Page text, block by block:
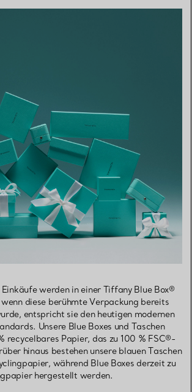
werden in einer Tiffany Blue Box®
diese berühmte Verpackung bereits
entspricht sie den heutigen modernen
Unsere Blue Boxes und Taschen
recycelbares Papier, das zu 100 % FSC®-
hinaus bestehen unsere blauen Taschen
während Blue Boxes derzeit zu
hergestellt werden.